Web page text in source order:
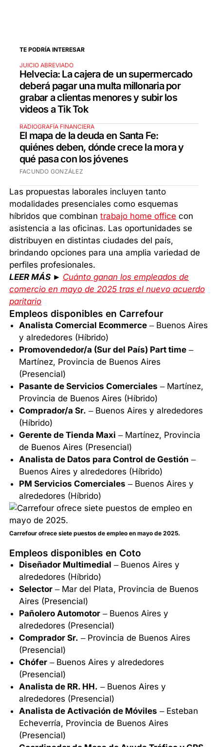
TE PODRÍA INTERESAR
JUICIO ABREVIADO
Helvecia: La cajera de un supermercado
deberá pagar una multa millonaria por
grabar a clientas menores y subir los
videos a Tik Tok
RADIOGRAFÍA FINANCIERA
El mapa de la deuda en Santa Fe:
quiénes deben, dónde crece la mora y
qué pasa con los jóvenes
FACUNDO GONZÁLEZ
Las propuestas laborales incluyen tanto
modalidades presenciales como esquemas
híbridos que combinantrabajo home office con
asistencia a las oficinas. Las oportunidades se
distribuyen en distintas ciudades del país,
brindando opciones para una amplia variedad de
perfiles profesionales.
LEER MÁS ► Cuánto ganan los empleados de
comercio en mayo de 2025 tras el nuevo acuerdo
paritario
Empleos disponibles en Carrefour
Analista Comercial Ecommerce – Buenos Aires
y alrededores (Híbrido)
Promovendedor/a (Sur del País) Part time –
Martínez, Provincia de Buenos Aires
(Presencial)
Pasante de Servicios Comerciales – Martínez,
Provincia de Buenos Aires (Híbrido)
Comprador/a Sr. – Buenos Aires y alrededores
(Híbrido)
Gerente de Tienda Maxi – Martínez, Provincia
de Buenos Aires (Presencial)
Analista de Datos para Control de Gestión –
Buenos Aires y alrededores (Híbrido)
PM Servicios Comerciales – Buenos Aires y
alrededores (Híbrido)
Carrefour ofrece siete puestos de empleo en mayo de 2025.
Empleos disponibles en Coto
Diseñador Multimedial – Buenos Aires y
alrededores (Híbrido)
Selector – Mar del Plata, Provincia de Buenos
Aires (Presencial)
Pañolero Automotor – Buenos Aires y
alrededores (Presencial)
Comprador Sr. – Provincia de Buenos Aires
(Presencial)
Chófer – Buenos Aires y alrededores
(Presencial)
Analista de RR. HH. – Buenos Aires y
alrededores (Presencial)
Analista de Activación de Móviles – Esteban
Echeverría, Provincia de Buenos Aires
(Presencial)